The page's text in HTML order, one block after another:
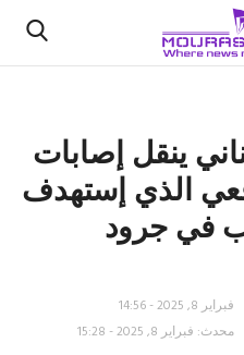
ينقل إصابات
الذي إستهدف
في جرود
فبراير 8, 2025 - 14:56
محدث: فبراير 8, 2025 - 15:28